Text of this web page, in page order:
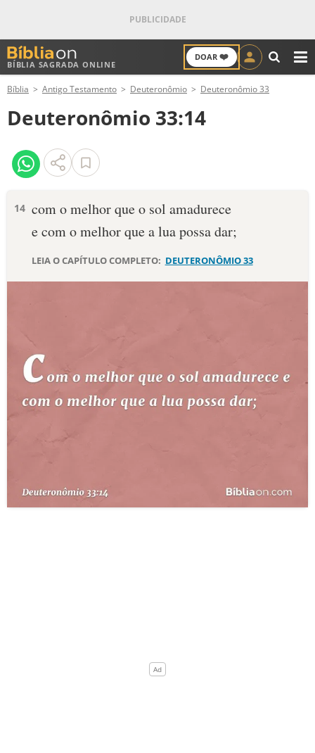
BÍBLIA SAGRADA ONLINE
DOAR ❤️
ANTIGO TESTAMENTO
NOVO TESTAMENTO
VERSÍCULOS
PALAVRA DO DIA
10 MANDAMENTOS
ESTUDOS BÍBLICOS
ESBOÇOS DE PREGAÇÃO
PERGUNTE À BÍBLIA
Bíblia Antigo Testamento Deuteronômio Deuteronômio 33
Deuteronômio 33:14
14 com o melhor que o sol amadurece
e com o melhor que a lua possa dar;
LEIA O CAPÍTULO COMPLETO: DEUTERONÔMIO 33